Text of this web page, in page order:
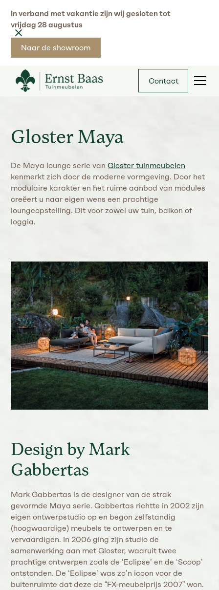
In verband met vakantie zijn wij gesloten tot
vrijdag 28 augustus
Naar de showroom
Contact
Gloster Maya
De Maya lounge serie vanGloster tuinmeubelen
kenmerkt zich door de moderne vormgeving. Door het
modulaire karakter en het ruime aanbod van modules
creëert u naar eigen wens een prachtige
loungeopstelling. Dit voor zowel uw tuin, balkon of
loggia.
Design by Mark
Gabbertas
Mark Gabbertas is de designer van de strak
gevormde Maya serie. Gabbertas richtte in 2002 zijn
eigen ontwerpstudio op en begon zelfstandig
(hoogwaardige) meubels te ontwerpen en te
vervaardigen. In 2006 ging zijn studio de
samenwerking aan met Gloster, waaruit twee
prachtige ontwerpen zoals de ‘Eclipse’ en de ‘Scoop’
ontstonden. De ‘Eclipse’ was zo’n icoon voor de
buitenruimte dat deze de “FX-meubelprijs 2007” won.